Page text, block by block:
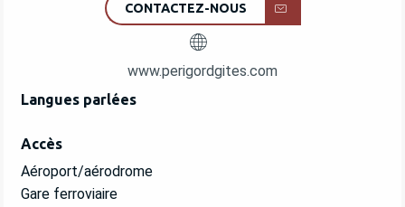
CONTACTEZ-NOUS
www.perigordgites.com
Langues parlées
Langues parlées
Accès
Accès
Aéroport/aérodrome
Gare ferroviaire